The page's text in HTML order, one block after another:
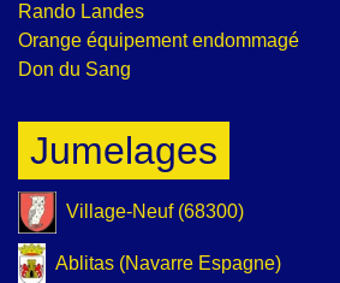
Rando Landes
Orange équipement endommagé
Don du Sang
Jumelages
Village-Neuf (68300)
Ablitas (Navarre Espagne)